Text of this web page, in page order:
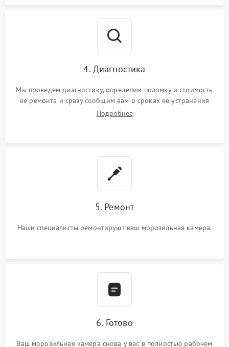
4. Диагностика
Мы проведем диагностику, определим поломку и стоимость
ее ремонта и сразу сообщим вам о сроках ее устранения
Подробнее
5. Ремонт
Наши специалисты ремонтируют ваш морозильная камера.
6. Готово
Ваш морозильная камера снова у вас в полностью рабочем